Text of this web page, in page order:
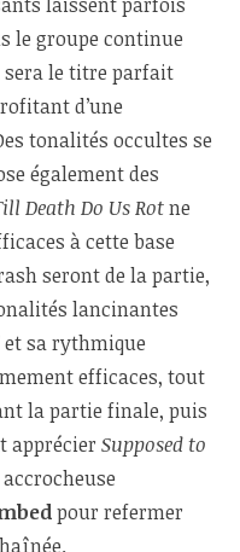
le groupe continue
sera le titre parfait
d’une
tonalités occultes se
également des
Death Do Us Rotne
à cette base
seront de la partie,
lancinantes
et sa rythmique
efficaces, tout
la partie finale, puis
apprécierSupposed to
pour refermer